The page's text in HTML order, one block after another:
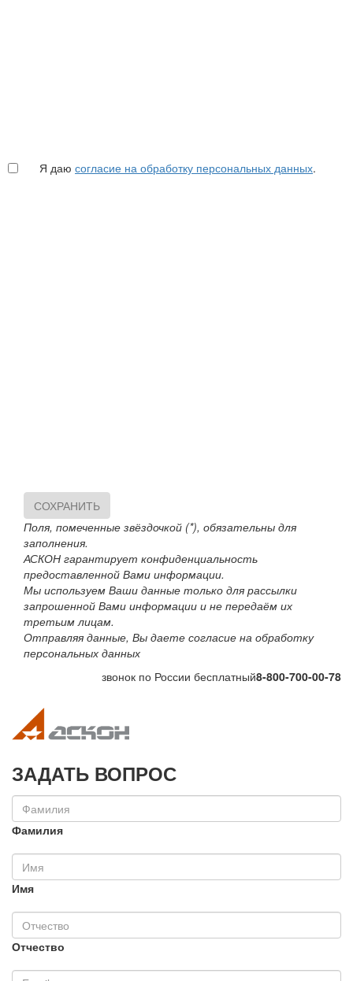
Я даю согласие на обработку персональных данных.
СОХРАНИТЬ
Поля, помеченные звёздочкой (*), обязательны для
заполнения.
АСКОН гарантирует конфиденциальность
предоставленной Вами информации.
Мы используем Ваши данные только для рассылки
запрошенной Вами информации и не передаём их
третьим лицам.
Отправляя данные, Вы даете согласие на обработку
персональных данных
звонок по России бесплатный8-800-700-00-78
ЗАДАТЬ ВОПРОС
Фамилия
Имя
Отчество